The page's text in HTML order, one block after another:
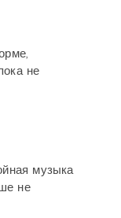
не
музыка
не